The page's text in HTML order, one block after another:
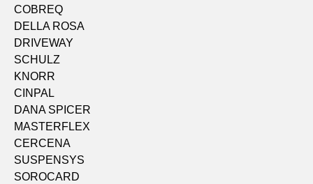
COBREQ
DELLA ROSA
DRIVEWAY
SCHULZ
KNORR
CINPAL
DANA SPICER
MASTERFLEX
CERCENA
SUSPENSYS
SOROCARD